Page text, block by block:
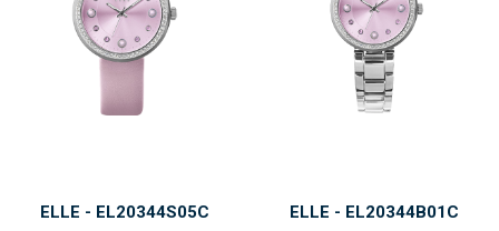
ELLE - EL20344S05C ELLE - EL20344B01C